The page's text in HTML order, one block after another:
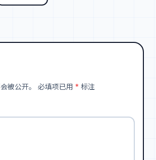
被公开。 必填项已用 * 标注